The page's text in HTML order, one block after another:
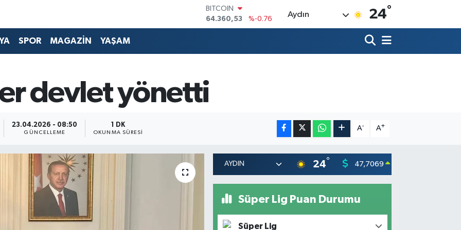
DOLAR
47,7069
%0.17
EURO
6574.81
13.887
Aydın 24°
SPOR MAGAZİN YAŞAM
devlet yönetti
23.04.2026 - 08:50
GÜNCELLEME
1 DK
OKUNMA SÜRESI
A- A+
24° 47,7069
Süper Lig Puan Durumu
Süper Lig